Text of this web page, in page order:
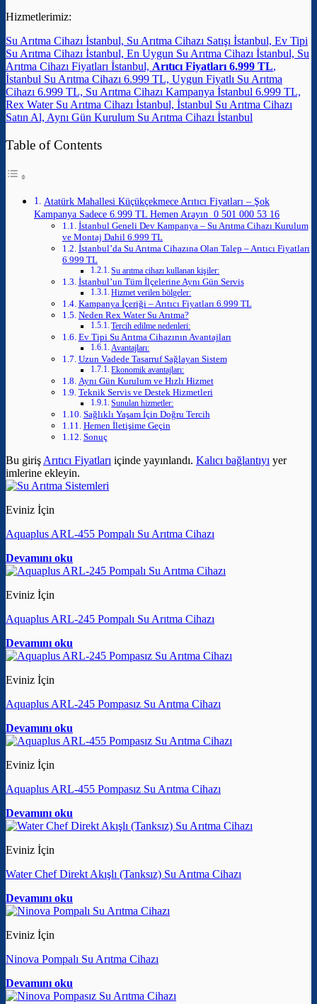
Hizmetlerimiz:
Su Arıtma Cihazı İstanbul, Su Arıtma Cihazı Satışı İstanbul, Ev Tipi
Su Arıtma Cihazı İstanbul, En Uygun Su Arıtma Cihazı İstanbul, Su
Arıtma Cihazı Fiyatları İstanbul, Arıtıcı Fiyatları 6.999 TL,
İstanbul Su Arıtma Cihazı 6.999 TL, Uygun Fiyatlı Su Arıtma
Cihazı 6.999 TL, Su Arıtma Cihazı Kampanya İstanbul 6.999 TL,
Rex Water Su Arıtma Cihazı İstanbul, İstanbul Su Arıtma Cihazı
Satın Al, Aynı Gün Kurulum Su Arıtma Cihazı İstanbul
Table of Contents
Atatürk Mahallesi Küçükçekmece Arıtıcı Fiyatları – Şok
Kampanya Sadece 6.999 TL Hemen Arayın 0 501 000 53 16
İstanbul Geneli Dev Kampanya – Su Arıtma Cihazı Kurulum
ve Montaj Dahil 6.999 TL
İstanbul’da Su Arıtma Cihazına Olan Talep – Arıtıcı Fiyatları
6.999 TL
Su arıtma cihazı kullanan kişiler:
İstanbul’un Tüm İlçelerine Aynı Gün Servis
Hizmet verilen bölgeler:
Kampanya İçeriği – Arıtıcı Fiyatları 6.999 TL
Neden Rex Water Su Arıtma?
Tercih edilme nedenleri:
Ev Tipi Su Arıtma Cihazının Avantajları
Avantajları:
Uzun Vadede Tasarruf Sağlayan Sistem
Ekonomik avantajları:
Aynı Gün Kurulum ve Hızlı Hizmet
Teknik Servis ve Destek Hizmetleri
Sunulan hizmetler:
Sağlıklı Yaşam İçin Doğru Tercih
Hemen İletişime Geçin
Sonuç
Bu girişArıtıcı Fiyatları içinde yayınlandı. Kalıcı bağlantıyı yer
imlerine ekleyin.
Eviniz İçin
Aquaplus ARL-455 Pompalı Su Arıtma Cihazı
Devamını oku
Eviniz İçin
Aquaplus ARL-245 Pompalı Su Arıtma Cihazı
Devamını oku
Eviniz İçin
Aquaplus ARL-245 Pompasız Su Arıtma Cihazı
Devamını oku
Eviniz İçin
Aquaplus ARL-455 Pompasız Su Arıtma Cihazı
Devamını oku
Eviniz İçin
Water Chef Direkt Akışlı (Tanksız) Su Arıtma Cihazı
Devamını oku
Eviniz İçin
Ninova Pompalı Su Arıtma Cihazı
Devamını oku